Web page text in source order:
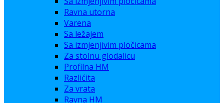
Ravna utorna
Varena
Sa ležajem
Sa izmjenjivim pločicama
Za stolnu glodalicu
Profilna HM
Razlićita
Za vrata
Ravna HM